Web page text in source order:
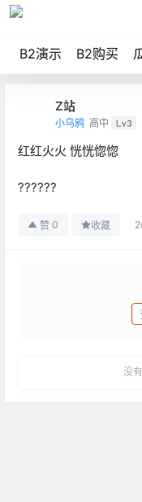
B2演示 B2购买
Z站
小乌鸦 高中 Lv3
红红火火 恍恍惚惚
??????
赞 0 收藏
没